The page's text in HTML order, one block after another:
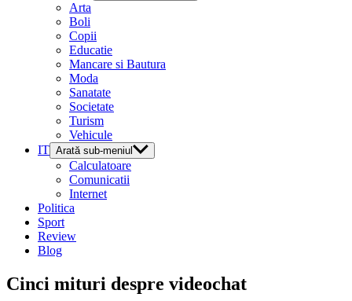
Arta
Boli
Copii
Educatie
Mancare si Bautura
Moda
Sanatate
Societate
Turism
Vehicule
IT Arată sub-meniul
Calculatoare
Comunicatii
Internet
Politica
Sport
Review
Blog
Cinci mituri despre videochat